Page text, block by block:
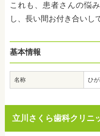
これも、患者さんの悩
し、長い間お付き合いし
基本情報
名称 ひ
立川さくら歯科クリニ